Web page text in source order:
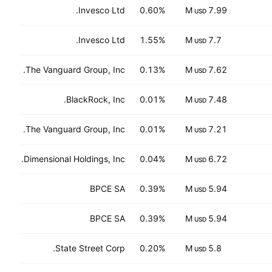
7.99 M
USD
0.60%
Invesco Ltd.
7.7 M
USD
1.55%
Invesco Ltd.
7.62 M
USD
0.13%
The Vanguard Group, Inc.
7.48 M
USD
0.01%
BlackRock, Inc.
7.21 M
USD
0.01%
The Vanguard Group, Inc.
6.72 M
USD
0.04%
Dimensional Holdings, Inc.
5.94 M
USD
0.39%
BPCE SA
5.94 M
USD
0.39%
BPCE SA
5.8 M
USD
0.20%
State Street Corp.